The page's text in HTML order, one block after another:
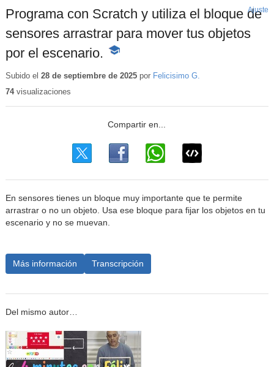
Programa con Scratch y utiliza el bloque de
sensores arrastrar para mover tus objetos
por el escenario.
-
educativo
Ajuste
Subido el 28 de septiembre de 2025por Felicisimo G.
74visualizaciones
En sensores tienes un bloque muy importante que te permite
arrastrar o no un objeto. Usa ese bloque para fijar los objetos en tu
escenario y no se muevan.
Más información Transcripción
Del mismo autor…